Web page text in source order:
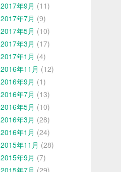
2017年9月 (11)
2017年7月 (9)
2017年5月 (10)
2017年3月 (17)
2017年1月 (4)
2016年11月 (12)
2016年9月 (1)
2016年7月 (13)
2016年5月 (10)
2016年3月 (28)
2016年1月 (24)
2015年11月 (28)
2015年9月 (7)